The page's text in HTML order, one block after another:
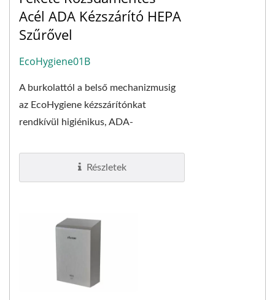
Acél ADA Kézszárító HEPA
Szűrővel
EcoHygiene01B
A burkolattól a belső mechanizmusig
az EcoHygiene kézszárítónkat
rendkívül higiénikus, ADA-
kézszárítónak tervezzük....
Részletek